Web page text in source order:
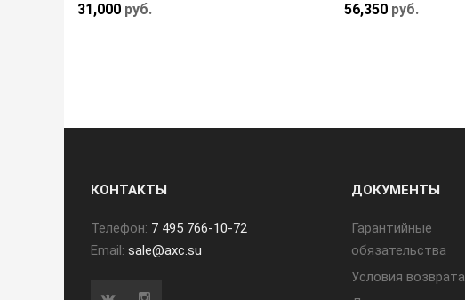
31,000 руб.
56,350 руб.
КОНТАКТЫ
Телефон: 7 495 766-10-72
Email: sale@axc.su
ДОКУМЕНТЫ
Гарантийные
обязательства
Условия возврата